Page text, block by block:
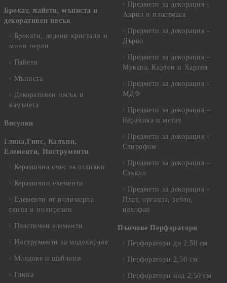
Брокат, пайети, мъниста и
декоративен пясък
Брокати, ледени кристали и
мини перли
Пайети
Мъниста
Декоративен пясък и
камъчета
Висулки
Глина,Гипс, Калъпи,
Елементи, Инструменти
Керамична смес за отливки
Керамични елементи
Елементи от полимерна
глина и полирезин
Пластични елементи
Инструменти за моделиране
Молдове и шаблони
Глина
Предмети за декорация -
Акрил и пластмаса
Предмети за декорация -
Дърво
Предмети за декорация -
Мукава, Картон и Хартия
Предмети за декорация -
МДФ
Предмети за декорация -
Керамика и метал
Предмети за декорация -
Стирофом
Предмети за декорация -
Стъкло
Предмети за декорация -
Плат, органза, зебло,
целофан
Пънчове Перфоратори
Перфоратори до 2,50 см
Перфоратори 2,50 см
Перфоратори над 2,50 см